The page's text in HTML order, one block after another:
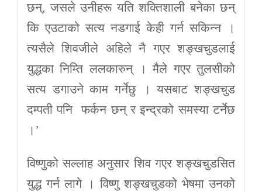
छन्, जसले उनीहरू यति शक्तिशाली बनेका छन्
कि एउटाको सत्य नडगाई केही गर्न सकिन्न ।
त्यसैले शिवजीले अहिले नै गएर शङ्खचुडलाई
युद्धका निम्ति ललकारुन् । मैले गएर तुलसीको
सत्य डगाउने काम गर्नेछु । यसबाट शङ्खचुड
दम्पती पनि फर्कन छन् र इन्द्रको समस्या टर्नेछ
।’
विष्णुको सल्लाह अनुसार शिव गएर शङ्खचुडसित
युद्ध गर्न लागे । विष्णु शङ्खचुडको भेषमा उनको